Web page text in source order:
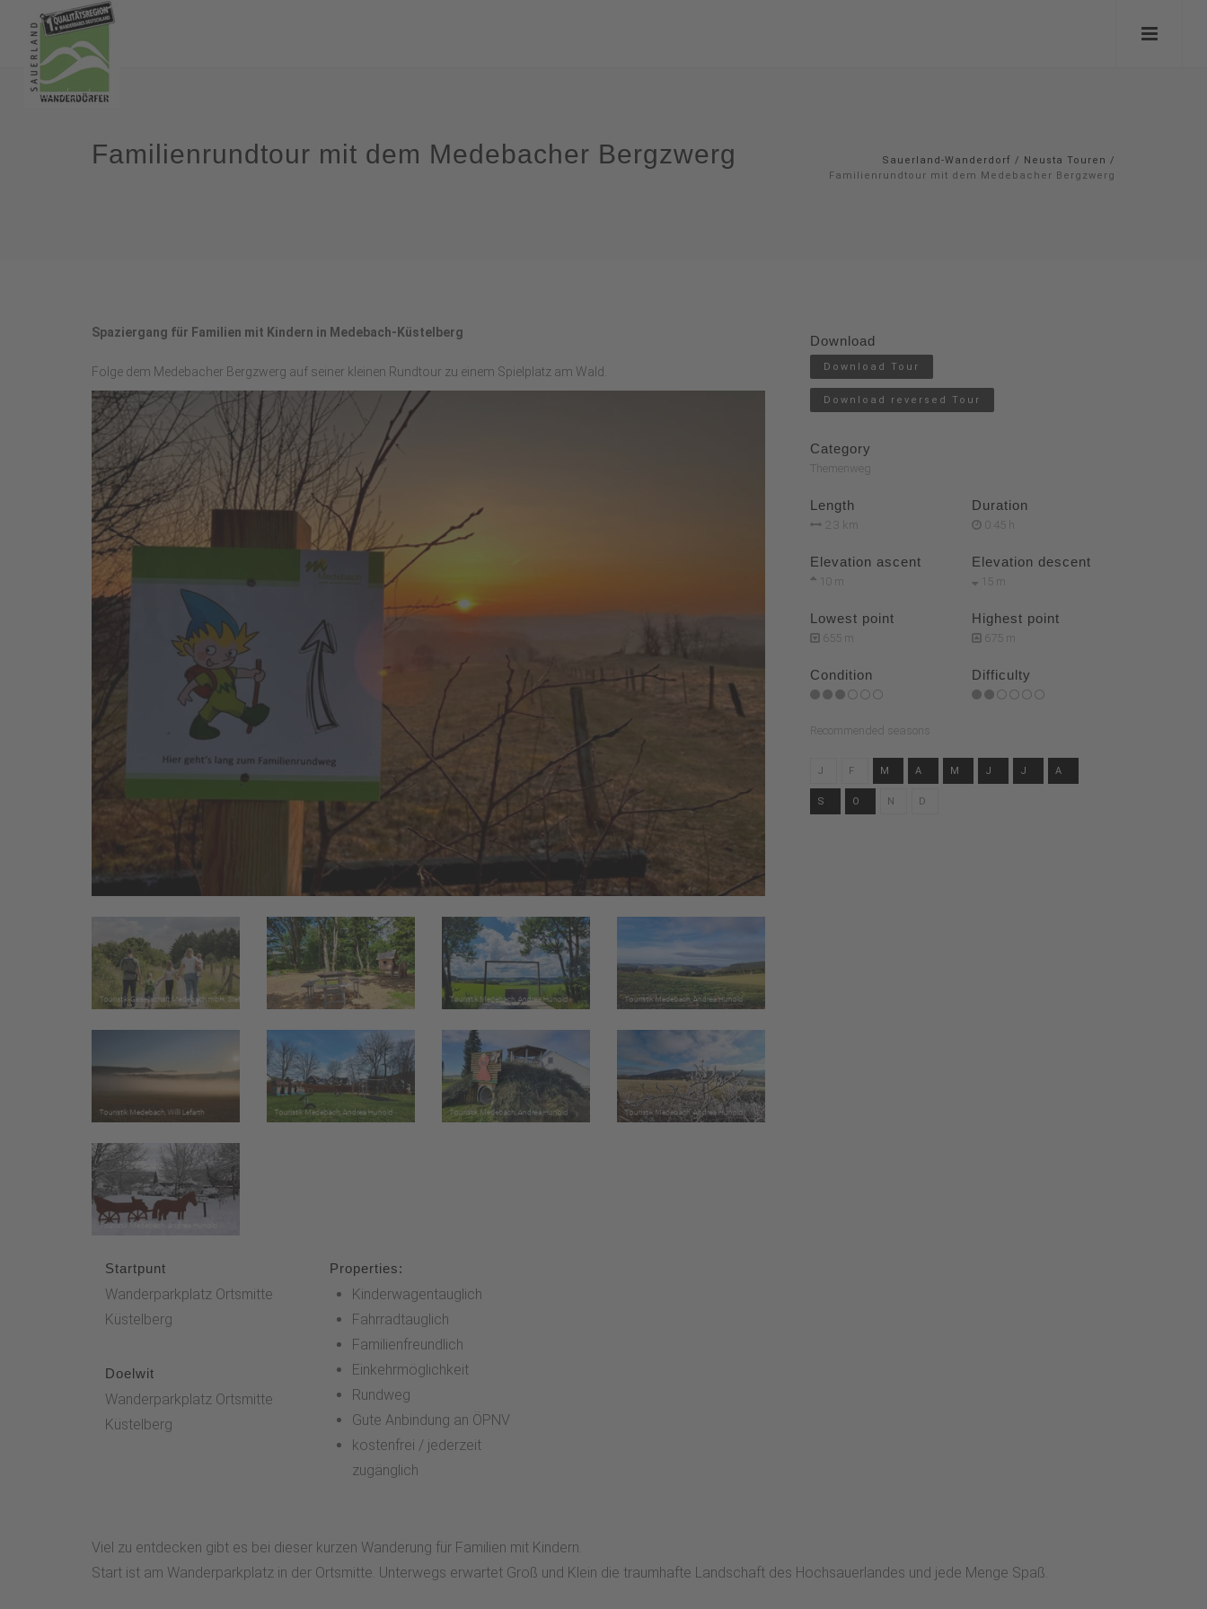
Familienrundtour mit dem Medebacher Bergzwerg Sauerland-Wanderdorf / Neusta Touren /
Familienrundtour mit dem Medebacher Bergzwerg
Spaziergang für Familien mit Kindern in Medebach-Küstelberg
Folge dem Medebacher Bergzwerg auf seiner kleinen Rundtour zu einem Spielplatz am Wald.
Startpunt
Wanderparkplatz Ortsmitte
Küstelberg
Doelwit
Wanderparkplatz Ortsmitte
Küstelberg
Properties:
Kinderwagentauglich
Fahrradtauglich
Familienfreundlich
Einkehrmöglichkeit
Rundweg
Gute Anbindung an ÖPNV
kostenfrei / jederzeit
zugänglich
Download
Download Tour
Download reversed Tour
Category
Themenweg
Length
2.3 km
Duration
0:45 h
Elevation ascent
10 m
Elevation descent
15 m
Lowest point
655 m
Highest point
675 m
Condition Difficulty
Recommended seasons
J F M A M J J A
S O N D
Viel zu entdecken gibt es bei dieser kurzen Wanderung für Familien mit Kindern.
Start ist am Wanderparkplatz in der Ortsmitte. Unterwegs erwartet Groß und Klein die traumhafte Landschaft des Hochsauerlandes und jede Menge Spaß.